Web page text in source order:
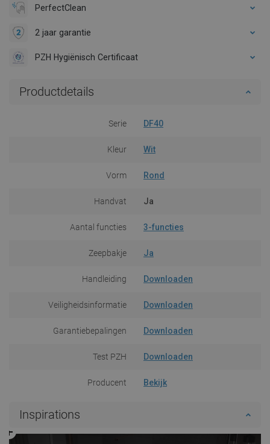
PerfectClean
2 jaar garantie
PZH Hygiënisch Certificaat
Productdetails
Serie DF40
Kleur Wit
Vorm Rond
Handvat Ja
Aantal functies 3-functies
Zeepbakje Ja
Handleiding Downloaden
Veiligheidsinformatie Downloaden
Garantiebepalingen Downloaden
Test PZH Downloaden
Producent Bekijk
Inspirations